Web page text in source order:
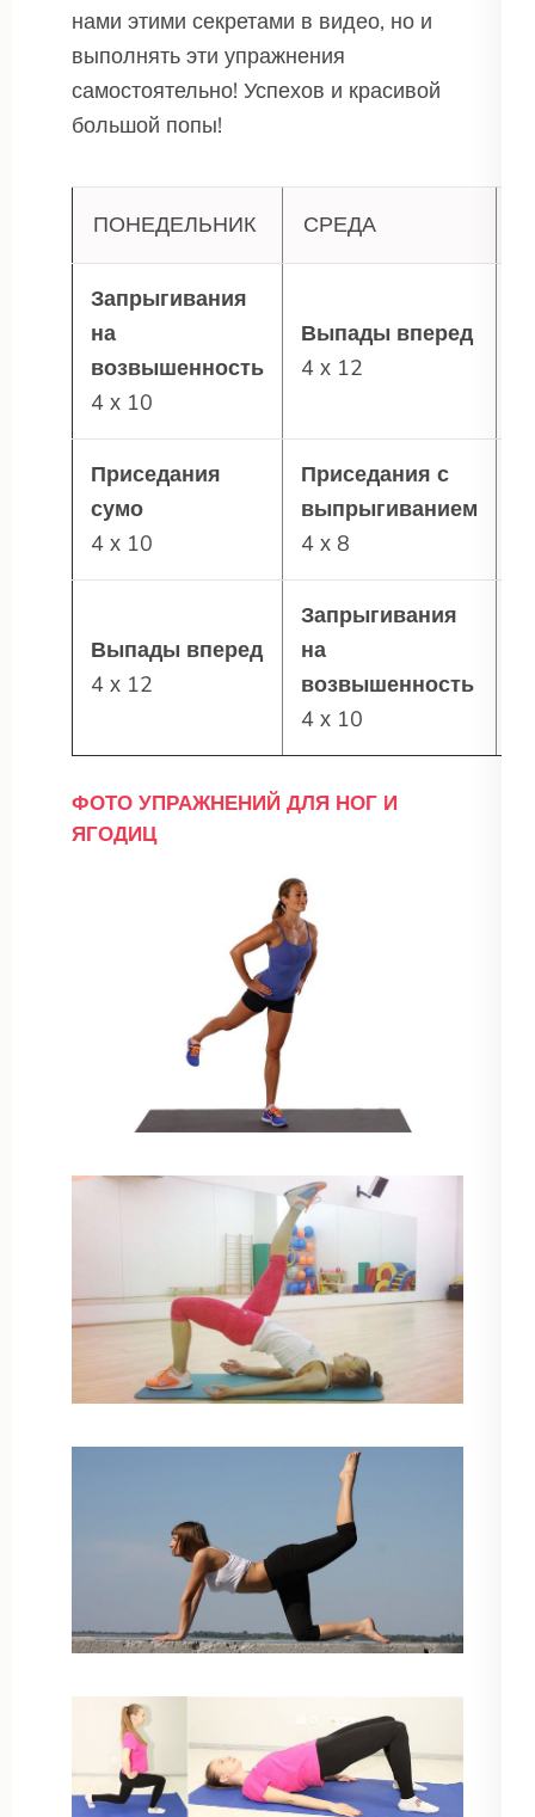
нами этими секретами в видео, но и
выполнять эти упражнения
самостоятельно! Успехов и красивой
большой попы!
ПОНЕДЕЛЬНИК СРЕДА
Запрыгивания
на
возвышенность
4 х 10
Выпады вперед
4 х 12
Приседания
сумо
4 х 10
Приседания с
выпрыгиванием
4 х 8
Выпады вперед
4 х 12
Запрыгивания
на
возвышенность
4 х 10
ФОТО УПРАЖНЕНИЙ ДЛЯ НОГ И
ЯГОДИЦ